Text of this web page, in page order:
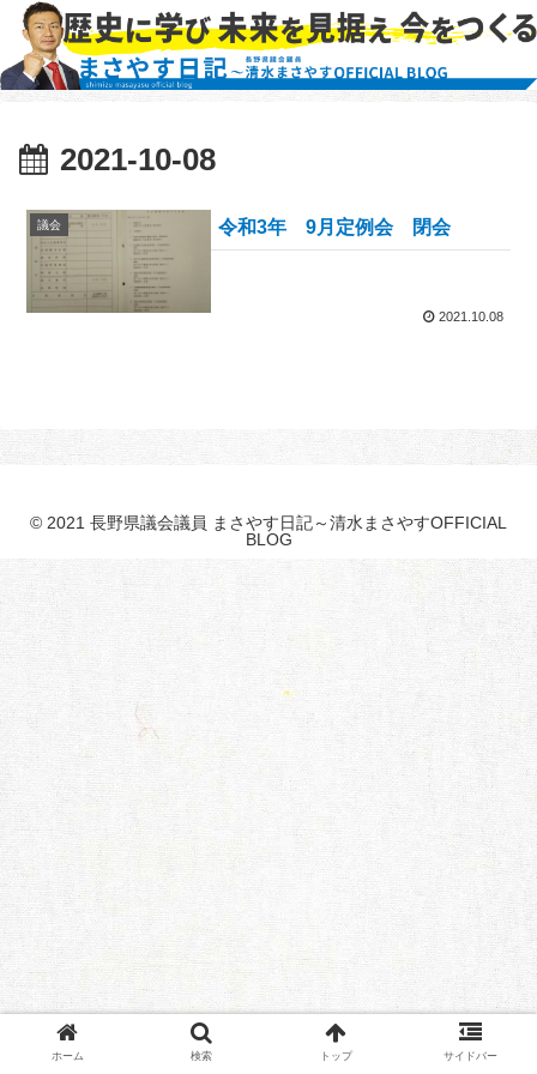
2021-10-08
議会 令和3年 9月定例会 閉会
2021.10.08
© 2021 長野県議会議員 まさやす日記～清水まさやすOFFICIAL
BLOG
ホーム 検索 トップ サイドバー